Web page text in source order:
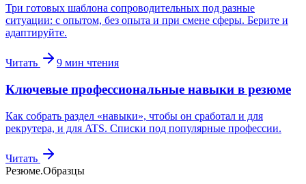
Три готовых шаблона сопроводительных под разные
ситуации: с опытом, без опыта и при смене сферы. Берите и
адаптируйте.
Читать 9 мин чтения
Ключевые профессиональные навыки в резюме
Как собрать раздел «навыки», чтобы он сработал и для
рекрутера, и для ATS. Списки под популярные профессии.
Читать
Резюме.Образцы